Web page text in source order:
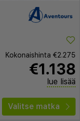
Kokonaishinta €2.275
€1.138
lue lisää
Valitse matka